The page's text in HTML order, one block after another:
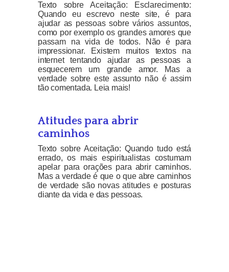
Texto sobre Aceitação: Esclarecimento:
Quando eu escrevo neste site, é para
ajudar as pessoas sobre vários assuntos,
como por exemplo os grandes amores que
passam na vida de todos. Não é para
impressionar. Existem muitos textos na
internet tentando ajudar as pessoas a
esquecerem um grande amor. Mas a
verdade sobre este assunto não é assim
tão comentada. Leia mais!
Atitudes para abrir
caminhos
Texto sobre Aceitação: Quando tudo está
errado, os mais espiritualistas costumam
apelar para orações para abrir caminhos.
Mas a verdade é que o que abre caminhos
de verdade são novas atitudes e posturas
diante da vida e das pessoas.